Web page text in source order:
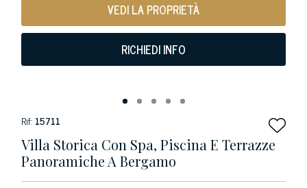
VEDI LA PROPRIETÀ
RICHIEDI INFO
Rif: 15711
Villa Storica Con Spa, Piscina E Terrazze
Panoramiche A Bergamo